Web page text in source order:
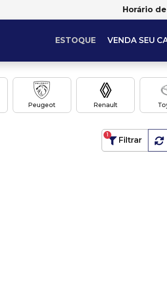
Horário
ESTOQUE VENDA SEU
Peugeot Renault
Filtrar
1